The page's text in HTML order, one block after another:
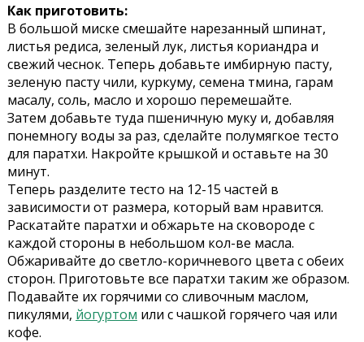
Как приготовить:
В большой миске смешайте нарезанный шпинат,
листья редиса, зеленый лук, листья кориандра и
свежий чеснок. Теперь добавьте имбирную пасту,
зеленую пасту чили, куркуму, семена тмина, гарам
масалу, соль, масло и хорошо перемешайте.
Затем добавьте туда пшеничную муку и, добавляя
понемногу воды за раз, сделайте полумягкое тесто
для паратхи. Накройте крышкой и оставьте на 30
минут.
Теперь разделите тесто на 12-15 частей в
зависимости от размера, который вам нравится.
Раскатайте паратхи и обжарьте на сковороде с
каждой стороны в небольшом кол-ве масла.
Обжаривайте до светло-коричневого цвета с обеих
сторон. Приготовьте все паратхи таким же образом.
Подавайте их горячими со сливочным маслом,
пикулями, йогуртом или с чашкой горячего чая или
кофе.